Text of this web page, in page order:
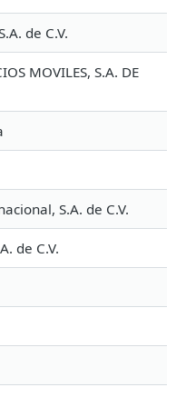
de C.V.
MOVILES, S.A. DE
S.A. de C.V.
de C.V.